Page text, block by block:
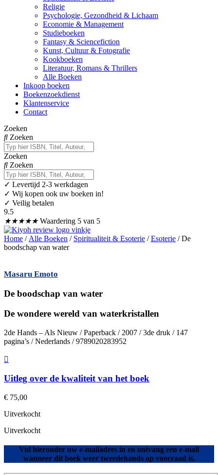
Religie
Psychologie, Gezondheid & Lichaam
Economie & Management
Studieboeken
Fantasy & Sciencefiction
Kunst, Cultuur & Fotografie
Kookboeken
Literatuur, Romans & Thrillers
Alle Boeken
Inkoop boeken
Boekenzoekdienst
Klantenservice
Contact
Zoeken
Zoeken
Zoeken
Zoeken
✓ Levertijd 2-3 werkdagen
✓ Wij kopen ook uw boeken in!
✓ Veilig betalen
9.5
★★★★★ Waardering 5 van 5
Home / Alle Boeken / Spiritualiteit & Esoterie /Esoterie / De
boodschap van water
Masaru Emoto
De boodschap van water
De wondere wereld van waterkristallen
2de Hands – Als Nieuw / Paperback / 2007 / 3de druk / 147
pagina’s / Nederlands / 9789020283952
Uitleg over de kwaliteit van het boek
€ 75,00
Uitverkocht
Uitverkocht
Vul hieronder uw e-mailadres in en ontvang een e-mail
wanneer dit boek weer tweedehands op voorraad is.